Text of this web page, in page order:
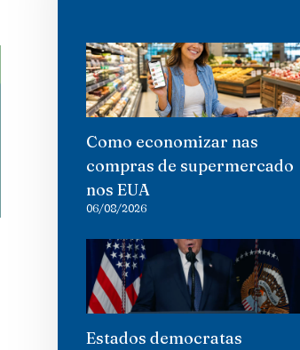
Como economizar nas
compras de supermercado
nos EUA
06/08/2026
Estados democratas